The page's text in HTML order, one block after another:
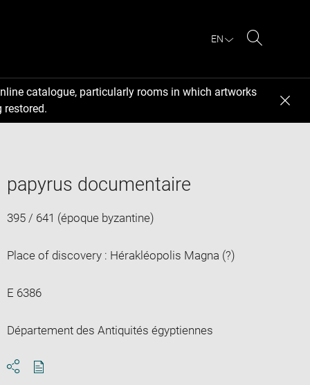
EN
catalogue, particularly rooms in which artworks
restored.
papyrus documentaire
395 / 641 (époque byzantine)
Place of discovery : Hérakléopolis Magna (?)
E 6386
Département des Antiquités égyptiennes